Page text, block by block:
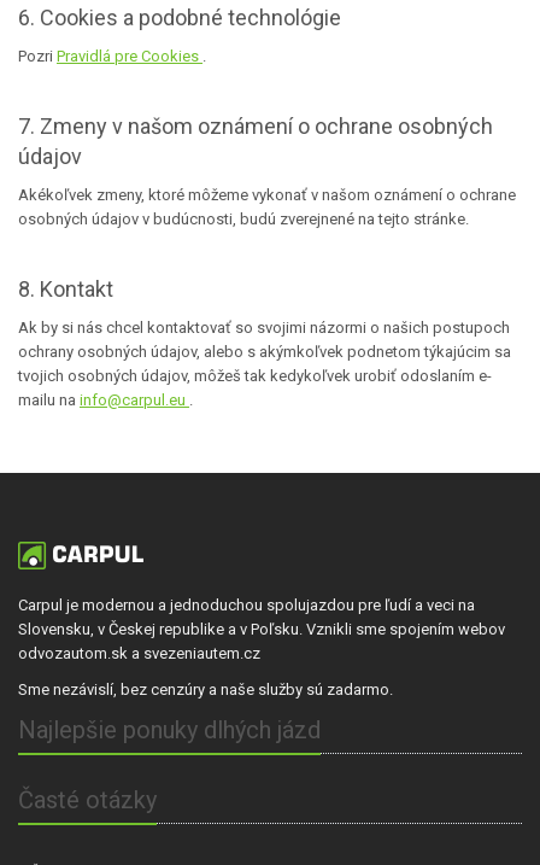
6. Cookies a podobné technológie
Pozri Pravidlá pre Cookies .
7. Zmeny v našom oznámení o ochrane osobných
údajov
Akékoľvek zmeny, ktoré môžeme vykonať v našom oznámení o ochrane
osobných údajov v budúcnosti, budú zverejnené na tejto stránke.
8. Kontakt
Ak by si nás chcel kontaktovať so svojimi názormi o našich postupoch
ochrany osobných údajov, alebo s akýmkoľvek podnetom týkajúcim sa
tvojich osobných údajov, môžeš tak kedykoľvek urobiť odoslaním e-
mailu na info@carpul.eu .
Carpul je modernou a jednoduchou spolujazdou pre ľudí a veci na
Slovensku, v Českej republike a v Poľsku. Vznikli sme spojením webov
odvozautom.sk a svezeniautem.cz
Sme nezávislí, bez cenzúry a naše služby sú zadarmo.
Najlepšie ponuky dlhých jázd
Časté otázky